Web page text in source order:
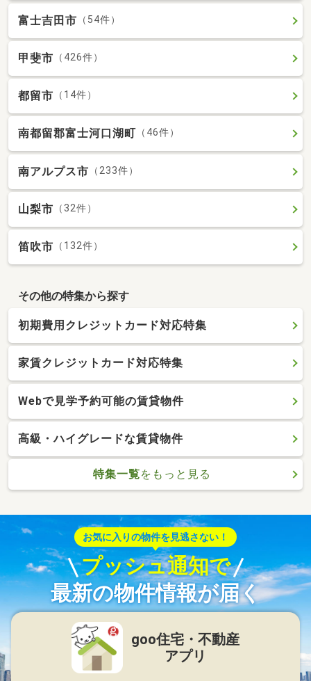
富士吉田市 （54件）
甲斐市 （426件）
都留市 （14件）
南都留郡富士河口湖町 （46件）
南アルプス市 （233件）
山梨市 （32件）
笛吹市 （132件）
その他の特集から探す
初期費用クレジットカード対応特集
家賃クレジットカード対応特集
Webで見学予約可能の賃貸物件
高級・ハイグレードな賃貸物件
特集一覧をもっと見る
お気に入りの物件を見逃さない！
プッシュ通知で
最新の物件情報が届く
goo住宅・不動産
アプリ